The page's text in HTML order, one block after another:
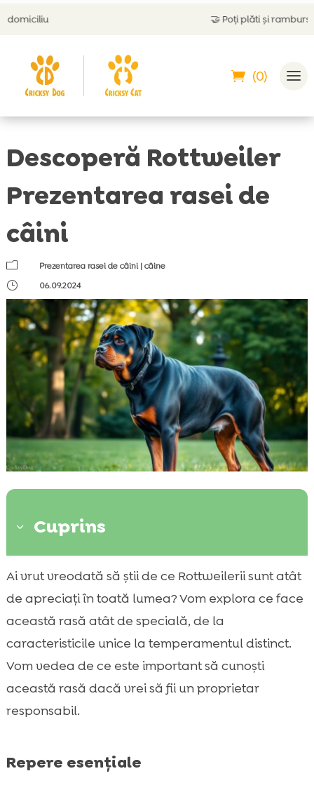
(0)
Descoperă Rottweiler
Prezentarea rasei de
câini
m Prezentarea rasei de câini|câine
}
06.09.2024
3 Cuprins
 Istoria rasei Rottweiler
 Caracteristicile fizice ale Rottweilerului
 Temperamentul și personalitatea
Rottweilerului
Nevoi de exercițiu și activitate fizică
Îngrijirea Rottweilerului
Alimentația Rottweilerului
 Probleme de sănătate frecvente
Ai vrut vreodată să știi de ce Rottweilerii sunt atât
de apreciați în toată lumea? Vom explora ce face
această rasă atât de specială, de la
caracteristicile unice la temperamentul distinct.
Vom vedea de ce este important să cunoști
această rasă dacă vrei să fii un proprietar
responsabil.
Repere esențiale